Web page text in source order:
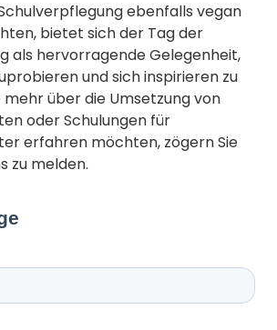
ebenfalls vegan
bietet sich der Tag der
als hervorragende Gelegenheit,
und sich inspirieren zu
mehr über die Umsetzung von
oder Schulungen für
erfahren möchten, zögern Sie
zu melden.